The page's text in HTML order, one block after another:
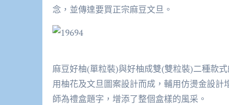
念，並傳達要買正宗麻豆文旦。
麻豆好柚(單粒裝)與好柚成雙(雙粒裝)二種款
用柚花及文旦圖案設計而成，輔用仿燙金設
師為禮盒題字，增添了整個盒樣的風采。